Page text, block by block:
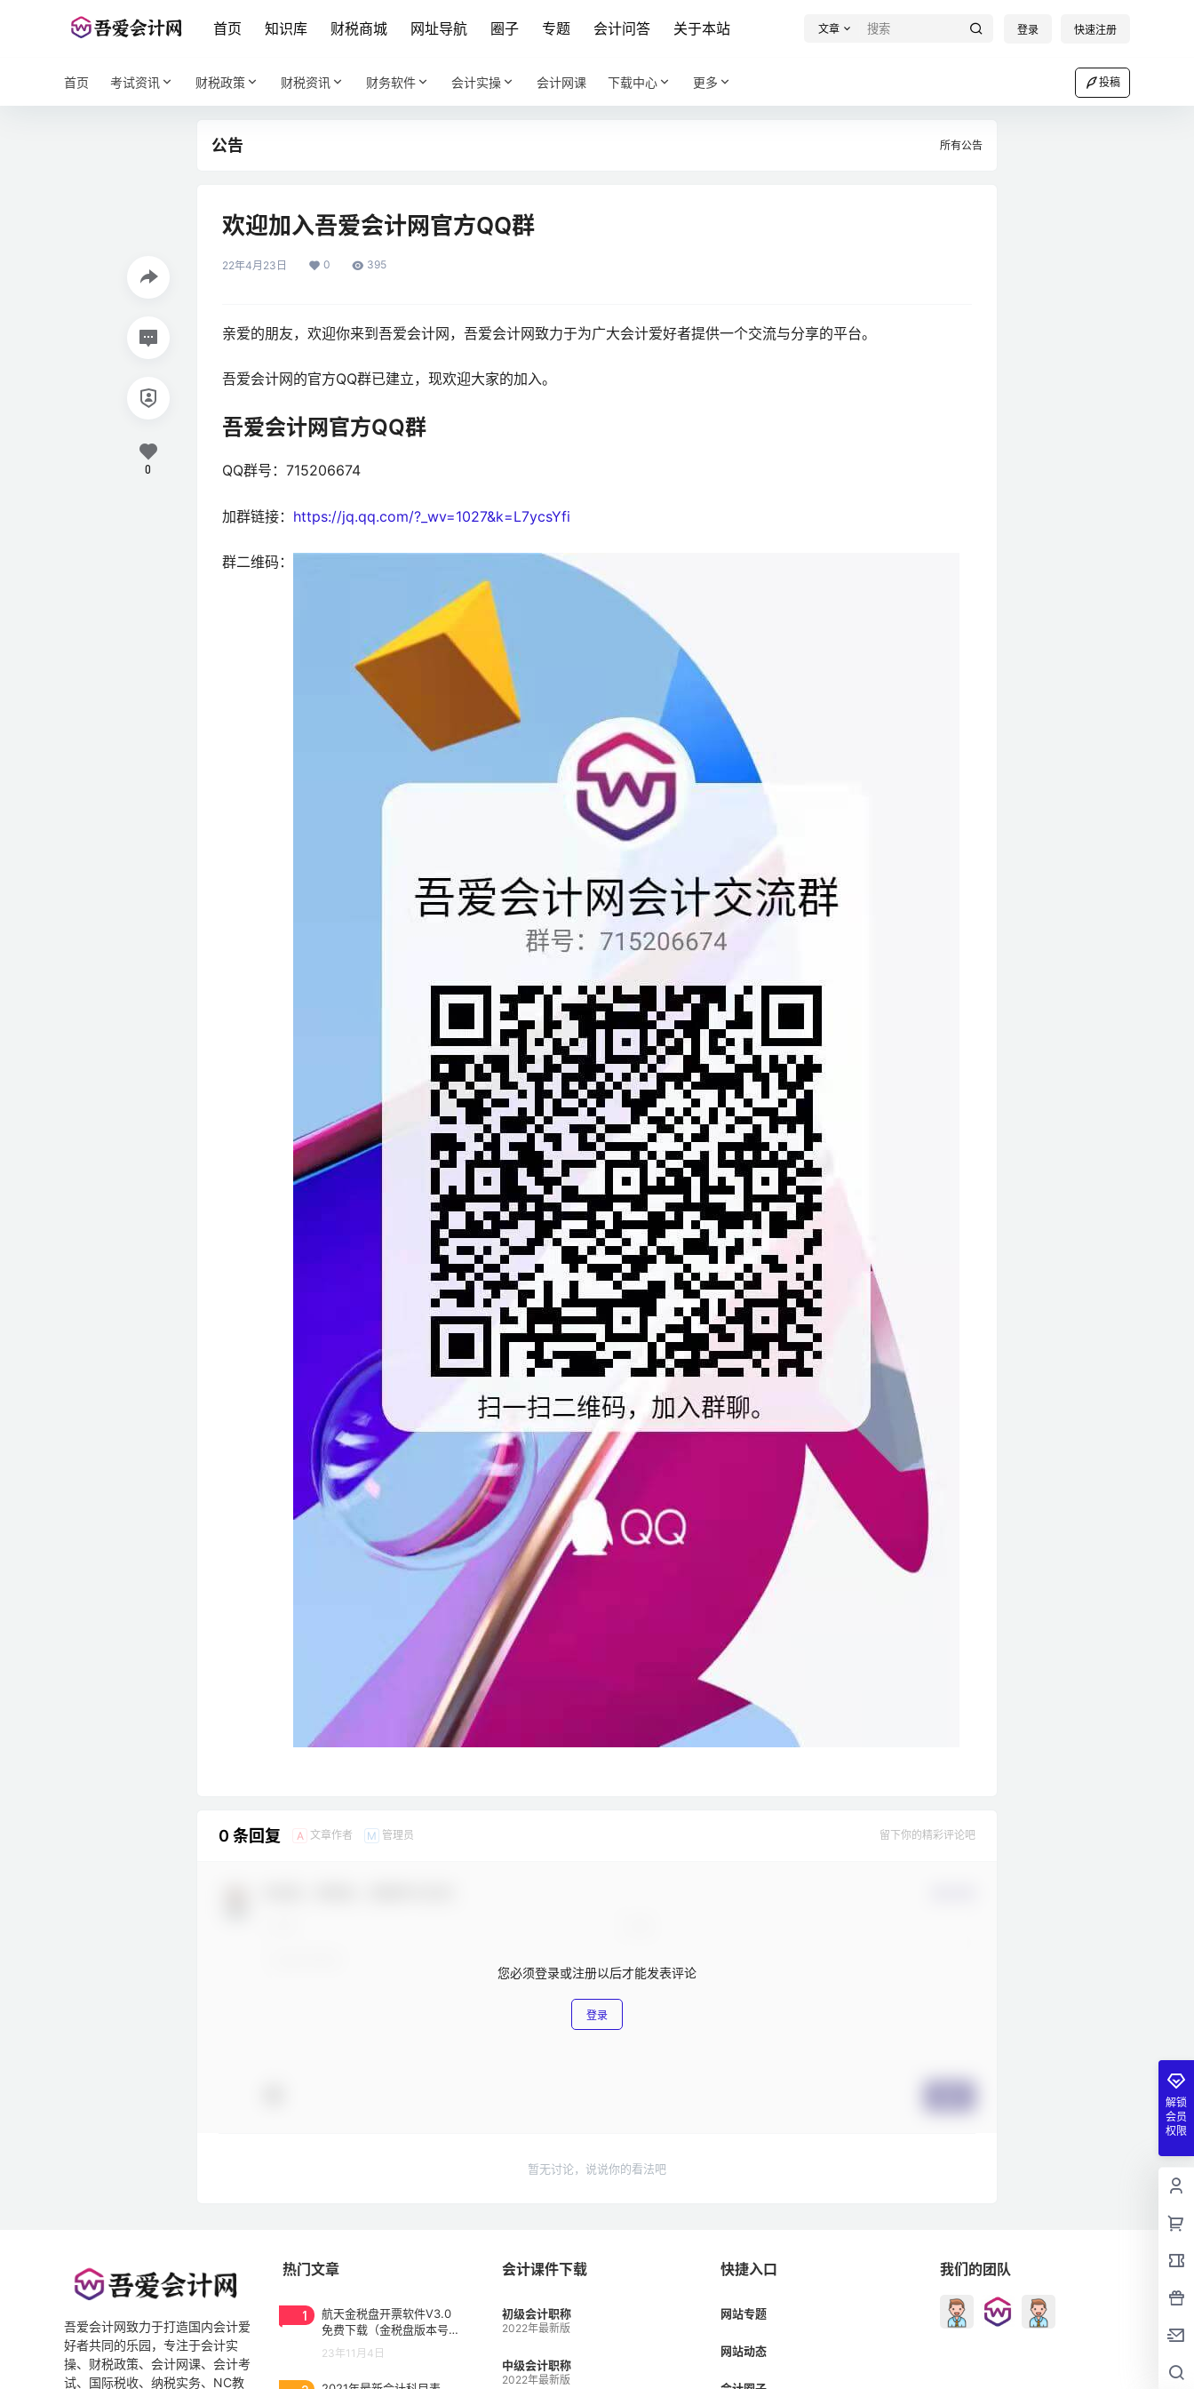
首页 知识库 财税商城 网址导航 圈子 专题 会计问答 关于本站 文章 登录 快速注册
首页 考试资讯 财税政策 财税资讯 财务软件 会计实操 会计网课 下载中心 更多 投稿
公告 所有公告
欢迎加入吾爱会计网官方QQ群
22年4月23日 0 395
亲爱的朋友，欢迎你来到吾爱会计网，吾爱会计网致力于为广大会计爱好者提供一个交流与分享的平台。
吾爱会计网的官方QQ群已建立，现欢迎大家的加入。
吾爱会计网官方QQ群
QQ群号：715206674
加群链接： https://jq.qq.com/?_wv=1027&k=L7ycsYfi
群二维码：
0
0 条回复 A 文章作者 M 管理员 留下你的精彩评论吧
您必须登录或注册以后才能发表评论
登录
暂无讨论，说说你的看法吧
解锁
会员
权限
吾爱会计网致力于打造国内会计爱
好者共同的乐园，专注于会计实
操、财税政策、会计网课、会计考
试、国际税收、纳税实务、NC教
热门文章
1
航天金税盘开票软件V3.0
免费下载（金税盘版本号V
3.0.20230531）
23年11月4日
会计课件下载
初级会计职称
2022年最新版
中级会计职称
2022年最新版
快捷入口
网站专题
网站动态
我们的团队